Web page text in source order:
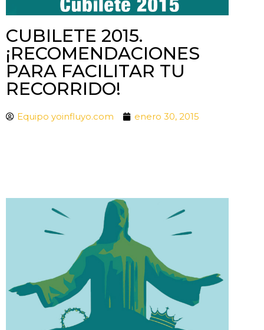
CUBILETE 2015.
¡RECOMENDACIONES
PARA FACILITAR TU
RECORRIDO!
Equipo yoinfluyo.com enero 30, 2015